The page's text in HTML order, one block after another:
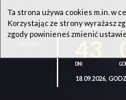
WKK ACTIVE
18.09.2026,
Ta strona używa cookies m.in. w
Korzystając ze strony wyrażasz
zgody powinieneś zmienić